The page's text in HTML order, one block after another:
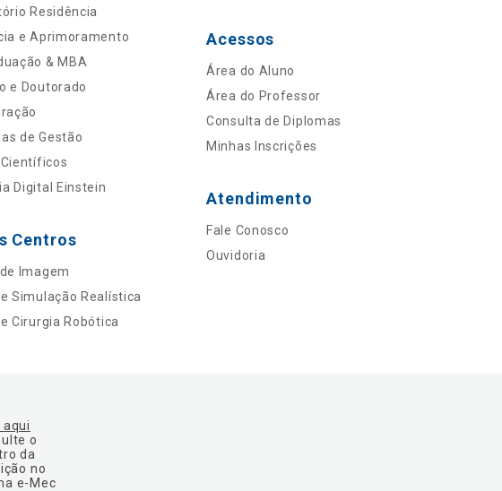
Residência
e Aprimoramento
& MBA
e Doutorado
de Gestão
Digital Einstein
Centros
Imagem
Simulação Realística
Cirurgia Robótica
Acessos
Área do Aluno
Área do Professor
Consulta de Diplomas
Minhas Inscrições
Atendimento
Fale Conosco
Ouvidoria
aqui
o
da
no
e-Mec